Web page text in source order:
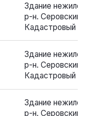
Здание нежилое
р-н. Серовский,
Кадастровый
Здание нежилое
р-н. Серовский,
Кадастровый
Здание нежилое
р-н. Серовский,